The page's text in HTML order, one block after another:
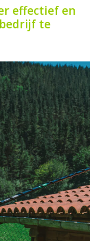
effectief en
te